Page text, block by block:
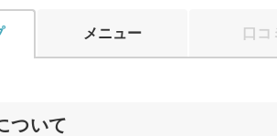
メニュー 口コ
ついて